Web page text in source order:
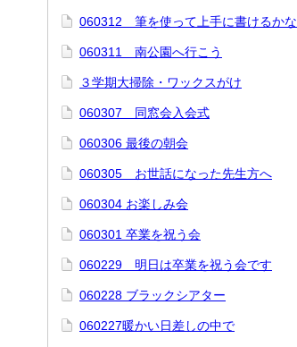
060312 筆を使って上手に書けるかな
060311 南公園へ行こう
３学期大掃除・ワックスがけ
060307 同窓会入会式
060306 最後の朝会
060305 お世話になった先生方へ
060304 お楽しみ会
060301 卒業を祝う会
060229 明日は卒業を祝う会です
060228 ブラックシアター
060227暖かい日差しの中で